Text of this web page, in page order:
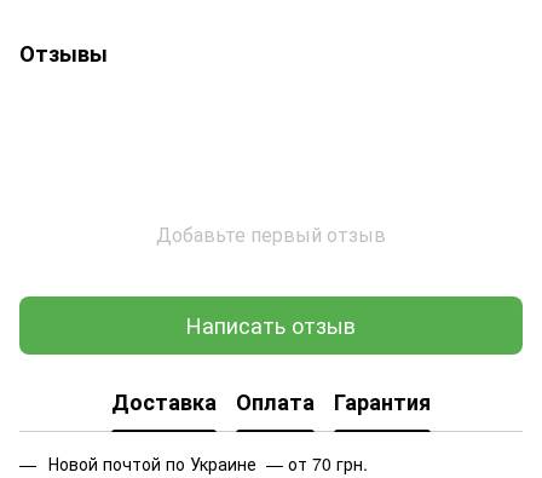
Отзывы
Добавьте первый отзыв
Написать отзыв
Доставка Оплата Гарантия
Новой почтой по Украине — от 70 грн.